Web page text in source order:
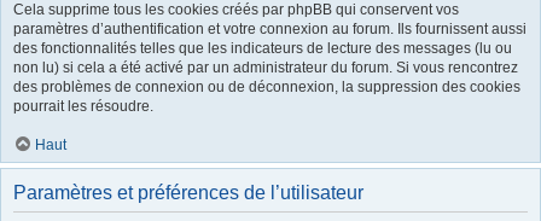
Cela supprime tous les cookies créés par phpBB qui conservent vos
paramètres d’authentification et votre connexion au forum. Ils fournissent aussi
des fonctionnalités telles que les indicateurs de lecture des messages (lu ou
non lu) si cela a été activé par un administrateur du forum. Si vous rencontrez
des problèmes de connexion ou de déconnexion, la suppression des cookies
pourrait les résoudre.
Haut
Paramètres et préférences de l’utilisateur